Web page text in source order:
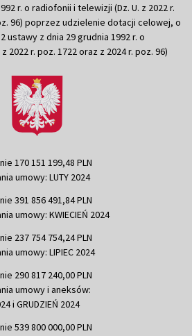
r. o radiofonii i telewizji (Dz. U. z 2022 r.
96) poprzez udzielenie dotacji celowej, o
ustawy z dnia 29 grudnia 1992 r. o
2022 r. poz. 1722 oraz z 2024 r. poz. 96)
170 151 199,48 PLN
umowy: LUTY 2024
391 856 491,84 PLN
umowy: KWIECIEŃ 2024
237 754 754,24 PLN
umowy: LIPIEC 2024
290 817 240,00 PLN
umowy i aneksów:
i GRUDZIEŃ 2024
539 800 000,00 PLN